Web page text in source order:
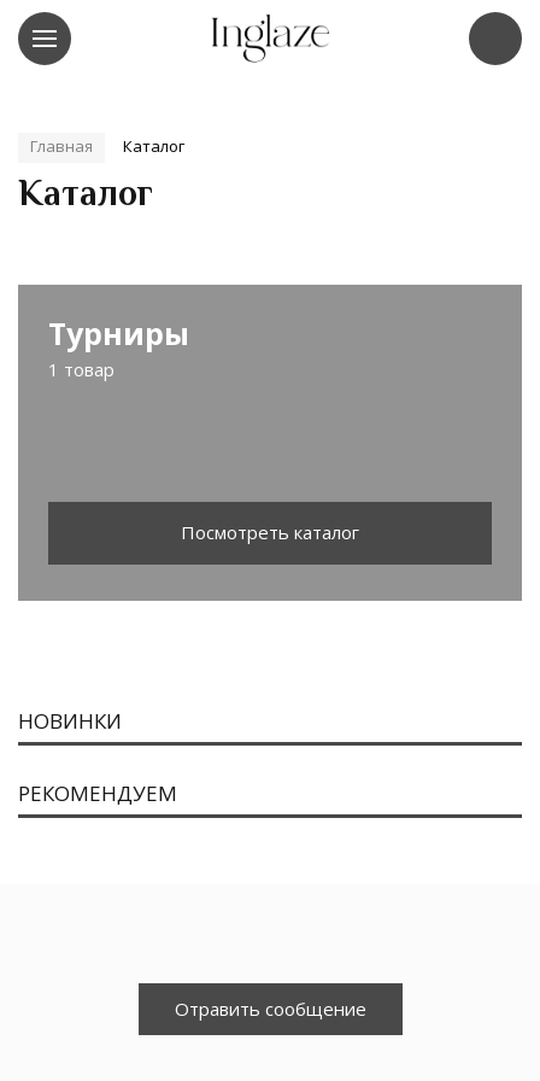
Главная Каталог
Каталог
Турниры
1 товар
Посмотреть каталог
НОВИНКИ
РЕКОМЕНДУЕМ
Отравить сообщение